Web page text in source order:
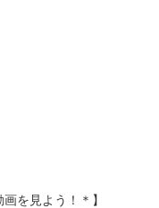
を見よう！＊】